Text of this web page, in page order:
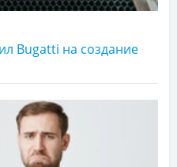
Bugatti на создание